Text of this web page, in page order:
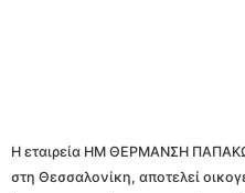
Η εταιρεία ΗΜ ΘΕΡΜΑΝΣΗ
στη Θεσσαλονίκη, αποτελεί